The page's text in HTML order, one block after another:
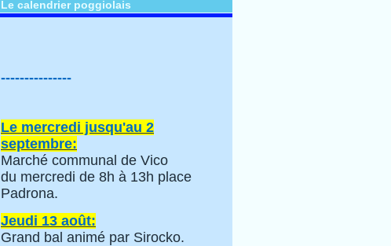
Le calendrier poggiolais
---------------
Le mercredi jusqu'au 2
septembre:
Marché communal de Vico
du mercredi de 8h à 13h place
Padrona.
Jeudi 13 août:
Grand bal animé par Sirocko.